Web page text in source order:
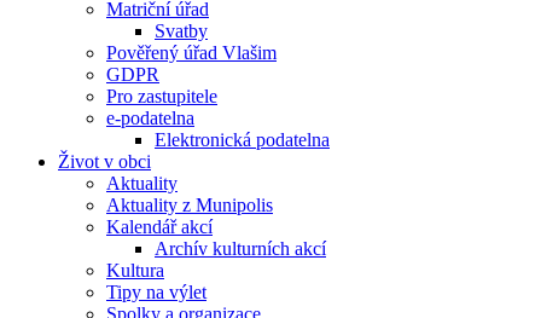
Matriční úřad
Svatby
Pověřený úřad Vlašim
GDPR
Pro zastupitele
e-podatelna
Elektronická podatelna
Život v obci
Aktuality
Aktuality z Munipolis
Kalendář akcí
Archív kulturních akcí
Kultura
Tipy na výlet
Spolky a organizace